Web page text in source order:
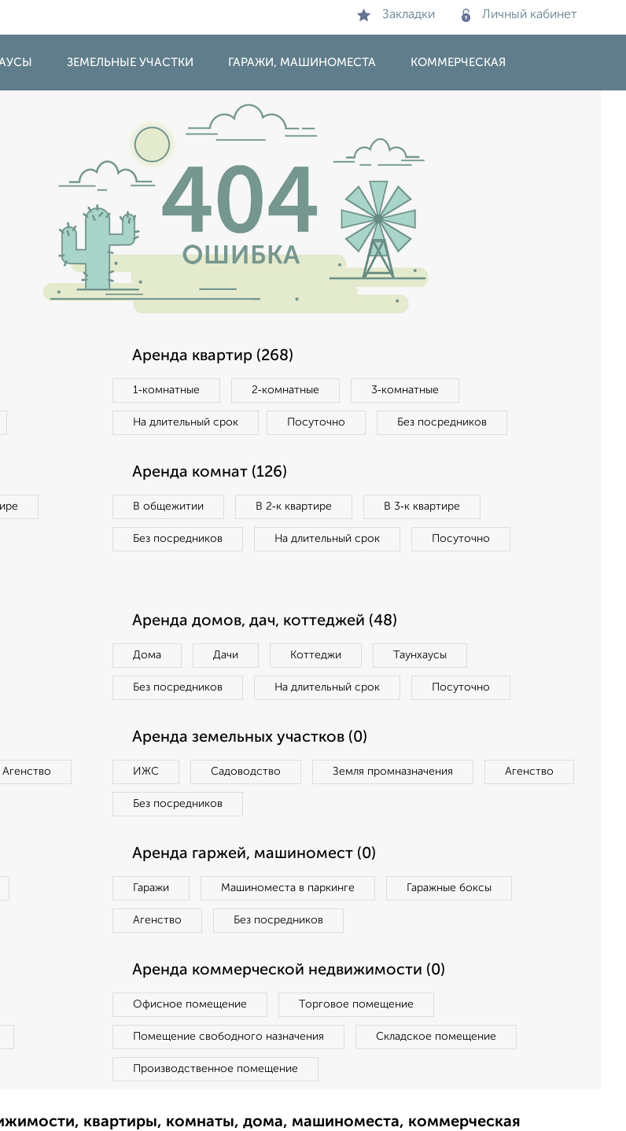
Закладки Личный кабинет
ЗЕМЕЛЬНЫЕ УЧАСТКИ ГАРАЖИ, МАШИНОМЕСТА КОММЕРЧЕСКАЯ
Аренда квартир (268)
1‑комнатные 2‑комнатные 3‑комнатные
На длительный срок Посуточно Без посредников
Аренда комнат (126)
В общежитии В 2‑к квартире В 3‑к квартире
Без посредников На длительный срок Посуточно
Аренда домов, дач, коттеджей (48)
Дома Дачи Коттеджи Таунхаусы
Без посредников На длительный срок Посуточно
Агенство
Аренда земельных участков (0)
ИЖС Садоводство Земля промназначения Агенство
Без посредников
Аренда гаржей, машиномест (0)
Гаражи Машиноместа в паркинге Гаражные боксы
Агенство Без посредников
Аренда коммерческой недвижимости (0)
Офисное помещение Торговое помещение
Помещение свободного назначения Складское помещение
Производственное помещение
квартиры, комнаты, дома, машиноместа, коммерческая